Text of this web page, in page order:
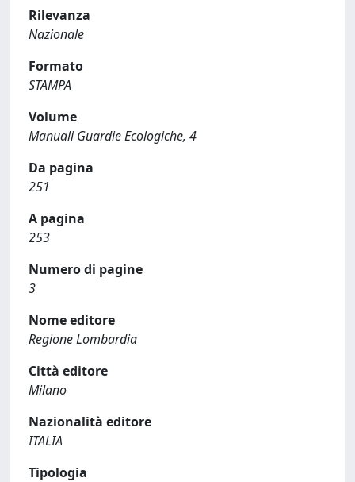
Rilevanza
Nazionale
Formato
STAMPA
Volume
Manuali Guardie Ecologiche, 4
Da pagina
251
A pagina
253
Numero di pagine
3
Nome editore
Regione Lombardia
Città editore
Milano
Nazionalità editore
ITALIA
Tipologia